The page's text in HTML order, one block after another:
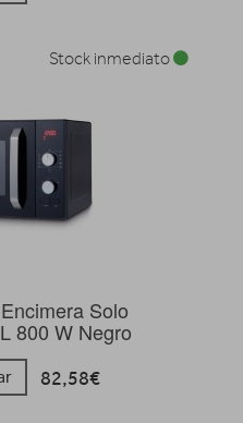
Solo
800 W Negro
82,58€
Stock inmediato